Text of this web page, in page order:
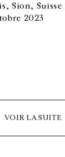
Sion, Suisse
2023
VOIR LA SUITE